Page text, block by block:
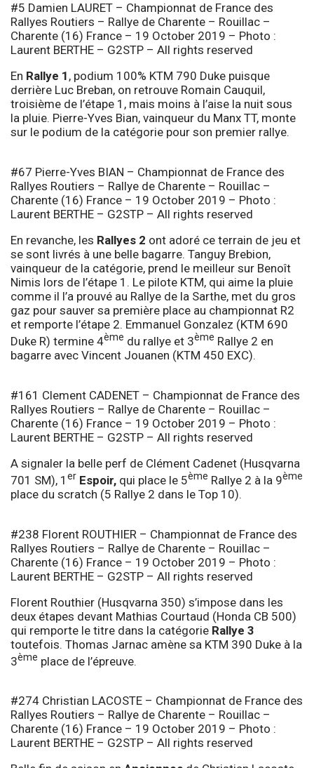
#5 Damien LAURET – Championnat de France des
Rallyes Routiers – Rallye de Charente – Rouillac –
Charente (16) France – 19 October 2019 – Photo :
Laurent BERTHE – G2STP – All rights reserved
En Rallye 1 , podium 100% KTM 790 Duke puisque
derrière Luc Breban, on retrouve Romain Cauquil,
troisième de l’étape 1, mais moins à l’aise la nuit sous
la pluie. Pierre-Yves Bian, vainqueur du Manx TT, monte
sur le podium de la catégorie pour son premier rallye.
#67 Pierre-Yves BIAN – Championnat de France des
Rallyes Routiers – Rallye de Charente – Rouillac –
Charente (16) France – 19 October 2019 – Photo :
Laurent BERTHE – G2STP – All rights reserved
En revanche, les Rallyes 2 ont adoré ce terrain de jeu et
se sont livrés à une belle bagarre. Tanguy Brebion,
vainqueur de la catégorie, prend le meilleur sur Benoît
Nimis lors de l’étape 1. Le pilote KTM, qui aime la pluie
comme il l’a prouvé au Rallye de la Sarthe, met du gros
gaz pour sauver sa première place au championnat R2
et remporte l’étape 2. Emmanuel Gonzalez (KTM 690
Duke R) termine 4ème du rallye et 3ème Rallye 2 en
bagarre avec Vincent Jouanen (KTM 450 EXC).
#161 Clement CADENET – Championnat de France des
Rallyes Routiers – Rallye de Charente – Rouillac –
Charente (16) France – 19 October 2019 – Photo :
Laurent BERTHE – G2STP – All rights reserved
A signaler la belle perf de Clément Cadenet (Husqvarna
701 SM), 1 er Espoir, qui place le 5ème Rallye 2 à la 9ème
place du scratch (5 Rallye 2 dans le Top 10).
#238 Florent ROUTHIER – Championnat de France des
Rallyes Routiers – Rallye de Charente – Rouillac –
Charente (16) France – 19 October 2019 – Photo :
Laurent BERTHE – G2STP – All rights reserved
Florent Routhier (Husqvarna 350) s’impose dans les
deux étapes devant Mathias Courtaud (Honda CB 500)
qui remporte le titre dans la catégorie Rallye 3
toutefois. Thomas Jarnac amène sa KTM 390 Duke à la
3ème place de l’épreuve.
#274 Christian LACOSTE – Championnat de France des
Rallyes Routiers – Rallye de Charente – Rouillac –
Charente (16) France – 19 October 2019 – Photo :
Laurent BERTHE – G2STP – All rights reserved